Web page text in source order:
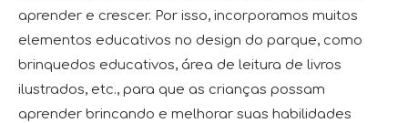
aprender e crescer. Por isso, incorporamos muitos
elementos educativos no design do parque, como
brinquedos educativos, área de leitura de livros
ilustrados, etc., para que as crianças possam
aprender brincando e melhorar suas habilidades